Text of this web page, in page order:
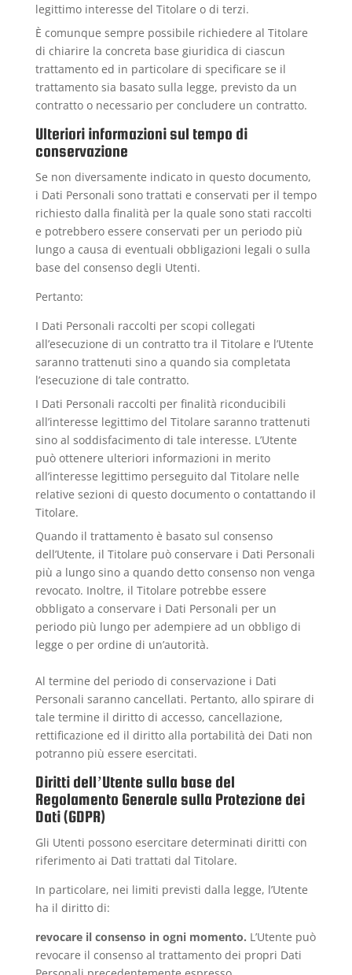
legittimo interesse del Titolare o di terzi.
È comunque sempre possibile richiedere al Titolare
di chiarire la concreta base giuridica di ciascun
trattamento ed in particolare di specificare se il
trattamento sia basato sulla legge, previsto da un
contratto o necessario per concludere un contratto.
Ulteriori informazioni sul tempo di
conservazione
Se non diversamente indicato in questo documento,
i Dati Personali sono trattati e conservati per il tempo
richiesto dalla finalità per la quale sono stati raccolti
e potrebbero essere conservati per un periodo più
lungo a causa di eventuali obbligazioni legali o sulla
base del consenso degli Utenti.
Pertanto:
I Dati Personali raccolti per scopi collegati
all’esecuzione di un contratto tra il Titolare e l’Utente
saranno trattenuti sino a quando sia completata
l’esecuzione di tale contratto.
I Dati Personali raccolti per finalità riconducibili
all’interesse legittimo del Titolare saranno trattenuti
sino al soddisfacimento di tale interesse. L’Utente
può ottenere ulteriori informazioni in merito
all’interesse legittimo perseguito dal Titolare nelle
relative sezioni di questo documento o contattando il
Titolare.
Quando il trattamento è basato sul consenso
dell’Utente, il Titolare può conservare i Dati Personali
più a lungo sino a quando detto consenso non venga
revocato. Inoltre, il Titolare potrebbe essere
obbligato a conservare i Dati Personali per un
periodo più lungo per adempiere ad un obbligo di
legge o per ordine di un’autorità.
Al termine del periodo di conservazione i Dati
Personali saranno cancellati. Pertanto, allo spirare di
tale termine il diritto di accesso, cancellazione,
rettificazione ed il diritto alla portabilità dei Dati non
potranno più essere esercitati.
Diritti dell’Utente sulla base del
Regolamento Generale sulla Protezione dei
Dati (GDPR)
Gli Utenti possono esercitare determinati diritti con
riferimento ai Dati trattati dal Titolare.
In particolare, nei limiti previsti dalla legge, l’Utente
ha il diritto di:
revocare il consenso in ogni momento. L’Utente può
revocare il consenso al trattamento dei propri Dati